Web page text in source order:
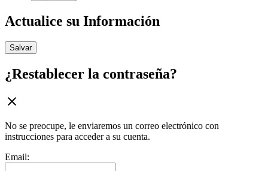
Actualice su Información
Salvar
¿Restablecer la contraseña?
No se preocupe, le enviaremos un correo electrónico con
instrucciones para acceder a su cuenta.
Email: